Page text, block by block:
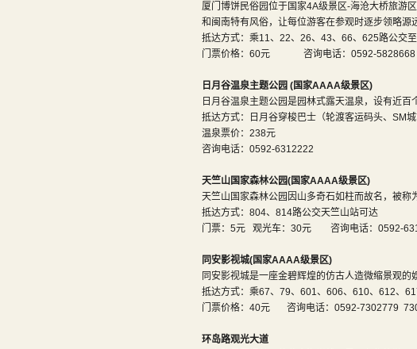
厦门博饼民俗园位于国家4A级景区-海沧大桥旅游
和闽南特有风俗，让每位游客在参观时逐步领略源
抵达方式：乘11、22、26、43、66、625路公交
门票价格：60元 咨询电话：0592-5828668
日月谷温泉主题公园 (国家AAAA级景区)
日月谷温泉主题公园是园林式露天温泉，设有近百
抵达方式：日月谷穿梭巴士（轮渡客运码头、SM
温泉票价：238元
咨询电话：0592-6312222
天竺山国家森林公园(国家AAAA级景区)
天竺山国家森林公园因山多奇石如柱而故名，被称为
抵达方式：804、814路公交天竺山站可达
门票：5元 观光车：30元 咨询电话：0592-
同安影视城(国家AAAA级景区)
同安影视城是一座金碧辉煌的仿古人造微缩景观的
抵达方式：乘67、79、601、606、610、612、
门票价格：40元 咨询电话：0592-7302779
环岛路观光大道